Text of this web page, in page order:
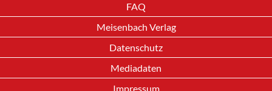
FAQ
Meisenbach Verlag
Datenschutz
Mediadaten
Impressum